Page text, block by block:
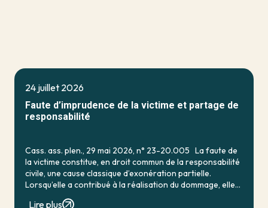
24 juillet 2026
Faute d’imprudence de la victime et partage de
responsabilité
Cass. ass. plen., 29 mai 2026, n° 23-20.005 La faute de
la victime constitue, en droit commun de la responsabilité
civile, une cause classique d’exonération partielle.
Lorsqu’elle a contribué à la réalisation du dommage, elle
conduit en principe à […]
Lire plus